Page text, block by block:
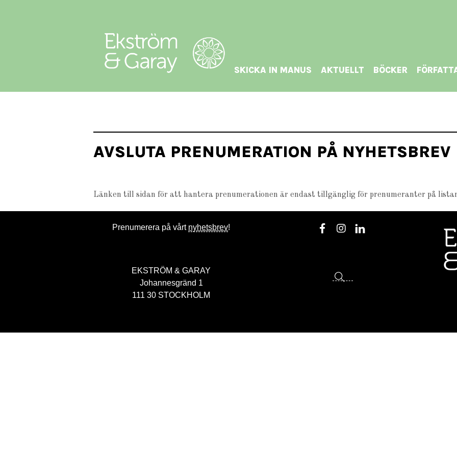
SKICKA IN MANUS AKTUELLT BÖCKER
AVSLUTA PRENUMERATION PÅ NYHETSBREV
Länken till sidan för att hantera prenumerationen är endast tillgänglig för prenumeranter på
Prenumerera på vårt nyhetsbrev!
EKSTRÖM & GARAY
Johannesgränd 1
111 30 STOCKHOLM